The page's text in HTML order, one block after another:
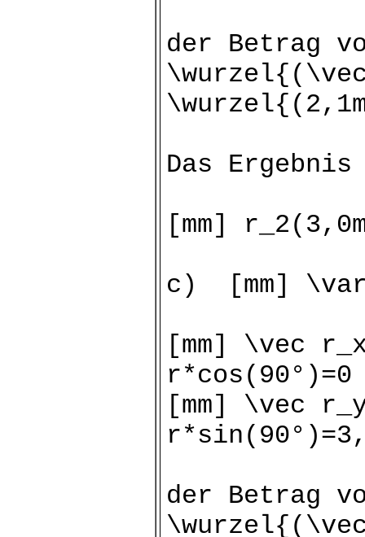
der Betrag
Das
[mm]
c) [mm]
[mm] \vec
r*cos(90°)=0
[mm] \vec
der Betrag